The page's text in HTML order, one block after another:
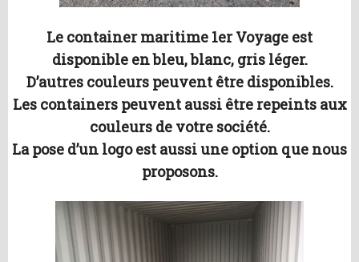
Le container maritime 1er Voyage est
disponible en bleu, blanc, gris léger.
D’autres couleurs peuvent être disponibles.
Les containers peuvent aussi être repeints aux
couleurs de votre société.
La pose d’un logo est aussi une option que nous
proposons.